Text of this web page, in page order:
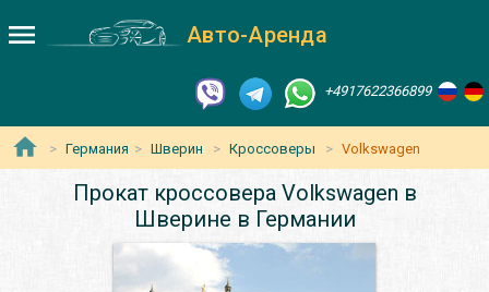
Авто-Аренда
+4917622366899
Германия Шверин Кроссоверы Volkswagen
Прокат кроссовера Volkswagen в
Шверине в Германии